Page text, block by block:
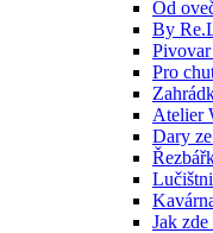
Od
By
Pro
Atelier
Dary
Jak